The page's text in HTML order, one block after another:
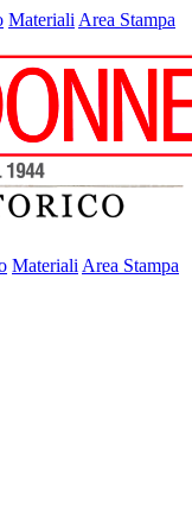
Materiali Area Stampa
Materiali Area Stampa